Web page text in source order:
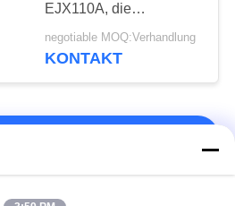
EJX110A, die
Übermittler für
waagerecht
negotiable MOQ:Verhandlung
KONTAKT